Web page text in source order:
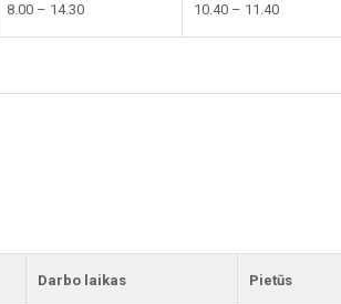
8.00 – 14.30 10.40 – 11.40
Darbo laikas Pietūs